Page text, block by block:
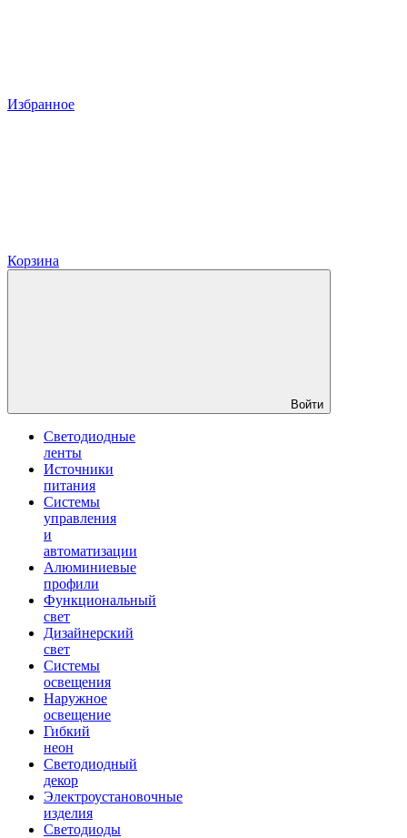
Избранное
Корзина
Войти
Светодиодные
ленты
Источники
питания
Системы
управления
и
автоматизации
Алюминиевые
профили
Функциональный
свет
Дизайнерский
свет
Системы
освещения
Наружное
освещение
Гибкий
неон
Светодиодный
декор
Электроустановочные
изделия
Светодиоды